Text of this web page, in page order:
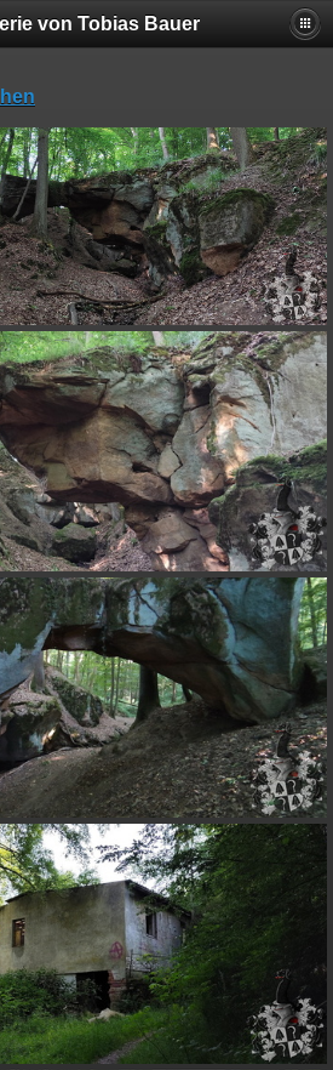
von Tobias Bauer